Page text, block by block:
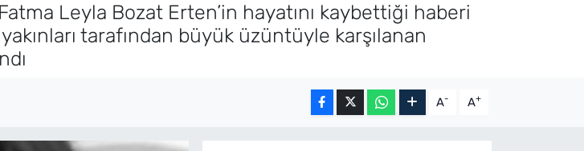
Leyla Bozat Erten’in hayatını kaybettiği haberi
tarafından büyük üzüntüyle karşılanan
A- A+